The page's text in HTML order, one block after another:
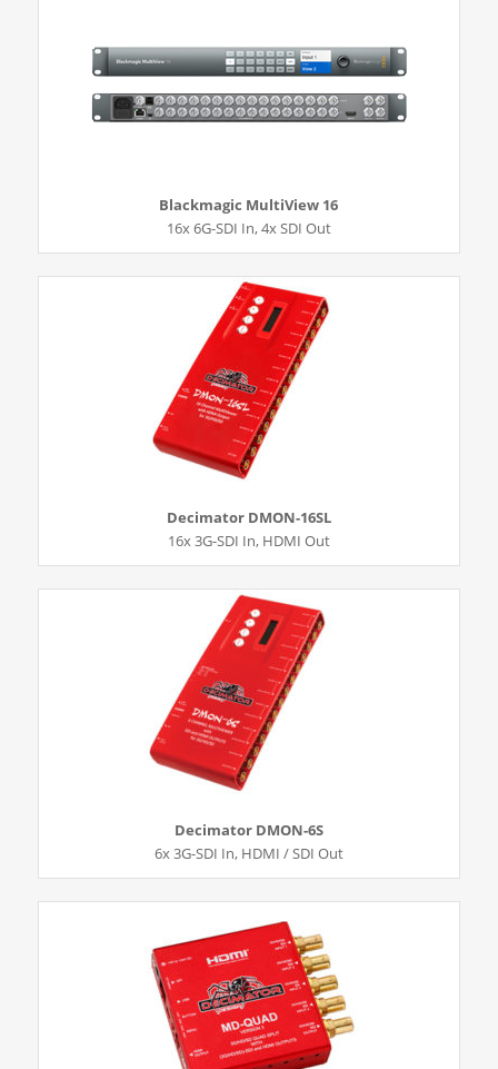
Blackmagic MultiView 16
16x 6G-SDI In, 4x SDI Out
Decimator DMON-16SL
16x 3G-SDI In, HDMI Out
Decimator DMON-6S
6x 3G-SDI In, HDMI / SDI Out